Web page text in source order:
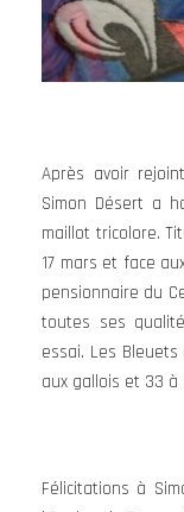
Après avoir
Simon Désert a
maillot tricolore.
17 mars et face
pensionnaire du
toutes ses
essai. Les
aux gallois et 33 à
Félicitations à